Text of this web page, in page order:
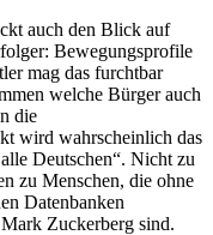
auch den Blick auf
Bewegungsprofile
mag das furchtbar
welche Bürger auch
die
wird wahrscheinlich das
Deutschen“. Nicht zu
zu Menschen, die ohne
Datenbanken
Zuckerberg sind.